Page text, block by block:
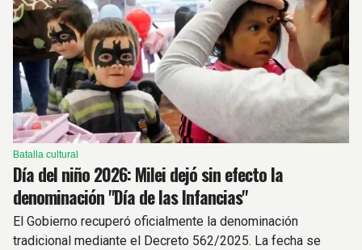
Batalla cultural
Día del niño 2026: Milei dejó sin efecto la
denominación "Día de las Infancias"
El Gobierno recuperó oficialmente la denominación
tradicional mediante el Decreto 562/2025. La fecha se